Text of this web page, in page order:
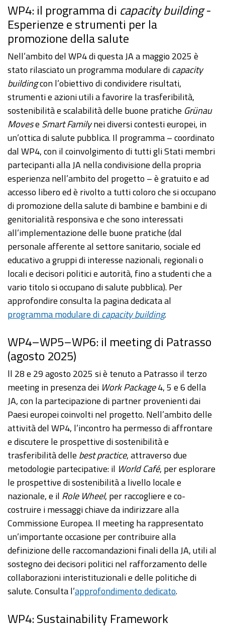
WP4: il programma di capacity building-
Esperienze e strumenti per la
promozione della salute
Nell’ambito del WP4 di questa JA a maggio 2025 è
stato rilasciato un programma modulare dicapacity
buildingcon l’obiettivo di condividere risultati,
strumenti e azioni utili a favorire la trasferibilità,
sostenibilità e scalabilità delle buone pratiche Grünau
Movese Smart Familynei diversi contesti europei, in
un’ottica di salute pubblica. Il programma – coordinato
dal WP4, con il coinvolgimento di tutti gli Stati membri
partecipanti alla JA nella condivisione della propria
esperienza nell’ambito del progetto – è gratuito e ad
accesso libero ed è rivolto a tutti coloro che si occupano
di promozione della salute di bambine e bambini e di
genitorialità responsiva e che sono interessati
all’implementazione delle buone pratiche (dal
personale afferente al settore sanitario, sociale ed
educativo a gruppi di interesse nazionali, regionali o
locali e decisori politici e autorità, fino a studenti che a
vario titolo si occupano di salute pubblica). Per
approfondire consulta la pagina dedicata al
programma modulare dicapacity building.
WP4–WP5–WP6: il meeting di Patrasso
(agosto 2025)
ll 28 e 29 agosto 2025 si è tenuto a Patrasso il terzo
meeting in presenza dei Work Package4, 5 e 6 della
JA, con la partecipazione di partner provenienti dai
Paesi europei coinvolti nel progetto. Nell’ambito delle
attività del WP4, l’incontro ha permesso di affrontare
e discutere le prospettive di sostenibilità e
trasferibilità delle best practice, attraverso due
metodologie partecipative: il World Café, per esplorare
le prospettive di sostenibilità a livello locale e
nazionale, e il Role Wheel, per raccogliere e co-
costruire i messaggi chiave da indirizzare alla
Commissione Europea. Il meeting ha rappresentato
un’importante occasione per contribuire alla
definizione delle raccomandazioni finali della JA, utili al
sostegno dei decisori politici nel rafforzamento delle
collaborazioni interistituzionali e delle politiche di
salute. Consulta l’approfondimento dedicato.
WP4: Sustainability Framework